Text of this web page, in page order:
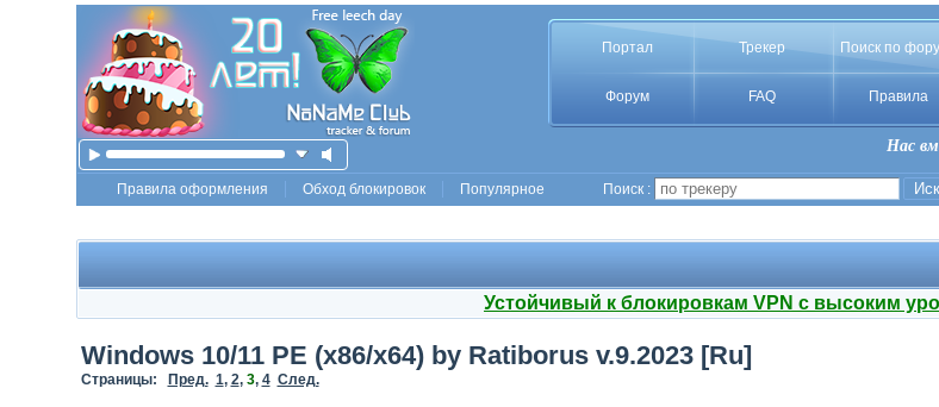
Портал Трекер Поиск по
Форум FAQ Правила
Нас
Правила оформления Обход блокировок Популярное Поиск :
Устойчивый к блокировкам VPN с высоким
Windows 10/11 PE (x86/x64) by Ratiborus v.9.2023 [Ru]
Страницы: Пред. 1, 2, 3, 4 След.